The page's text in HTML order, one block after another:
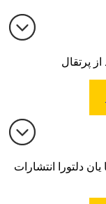
پرتقال
دلتورا انتشارات